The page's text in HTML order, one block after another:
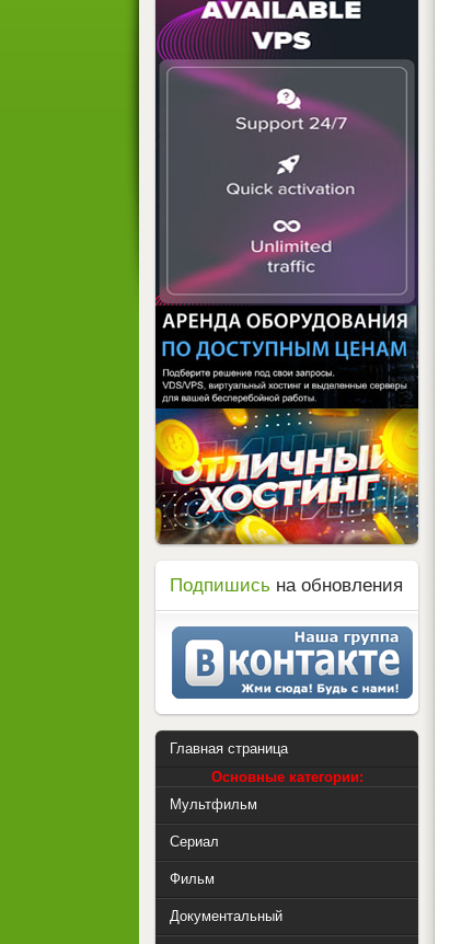
Подпишись на обновления
Главная страница
Основные категории:
Мультфильм
Сериал
Фильм
Документальный